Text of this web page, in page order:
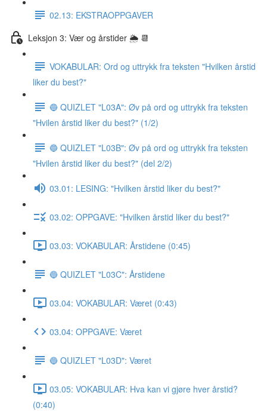
02.13: EKSTRAOPPGAVER
Leksjon 3: Vær og årstider 🌦 📆
VOKABULAR: Ord og uttrykk fra teksten "Hvilken årstid
liker du best?"
🔵 QUIZLET "L03A": Øv på ord og uttrykk fra teksten
"Hvilen årstid liker du best?" (1/2)
🔵 QUIZLET "L03B": Øv på ord og uttrykk fra teksten
"Hvilen årstid liker du best?" (del 2/2)
03.01: LESING: "Hvilken årstid liker du best?"
03.02: OPPGAVE: "Hvilken årstid liker du best?"
03.03: VOKABULAR: Årstidene (0:45)
🔵 QUIZLET "L03C": Årstidene
03.04: VOKABULAR: Været (0:43)
03.04: OPPGAVE: Været
🔵 QUIZLET "L03D": Været
03.05: VOKABULAR: Hva kan vi gjøre hver årstid?
(0:40)